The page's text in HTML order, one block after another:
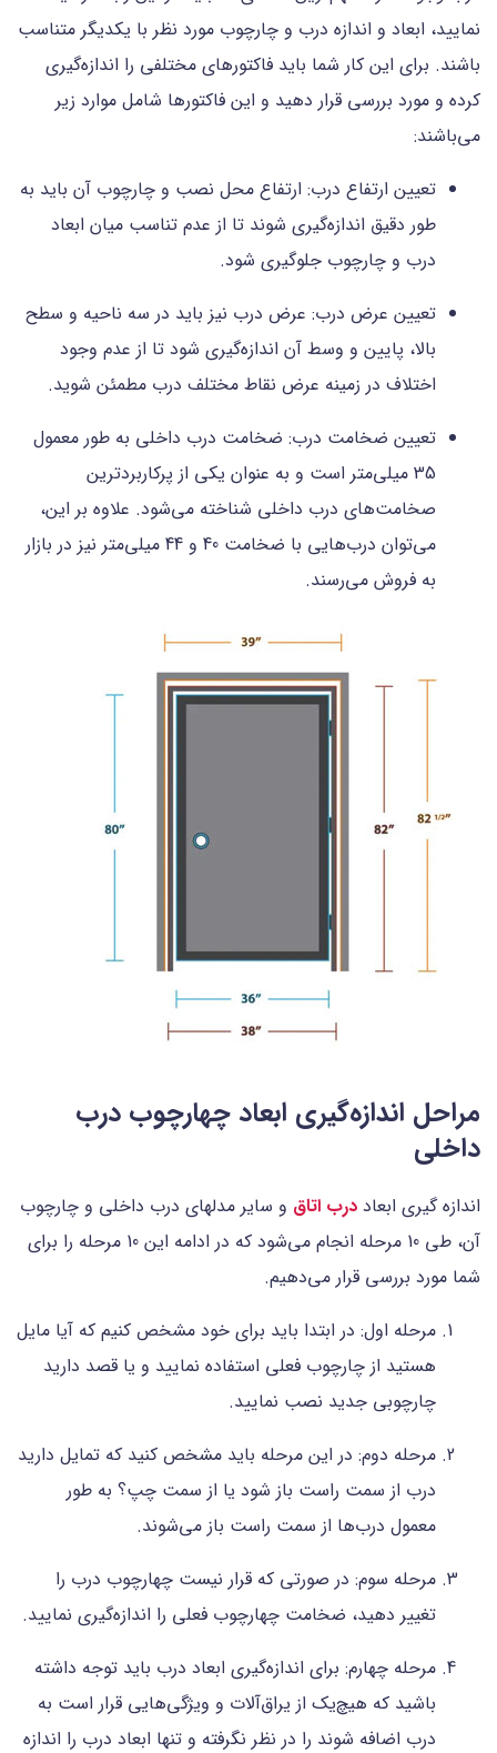
نمایید، ابعاد و اندازه درب و چارچوب مورد نظر با یکدیگر متناسب
باشند. برای این کار شما باید فاکتورهای مختلفی را اندازه‌گیری
کرده و مورد بررسی قرار دهید و این فاکتورها شامل موارد زیر
می‌باشند:
تعیین ارتفاع درب: ارتفاع محل نصب و چارچوب آن باید به
طور دقیق اندازه‌گیری شوند تا از عدم تناسب میان ابعاد
درب و چارچوب جلوگیری شود.
تعیین عرض درب: عرض درب نیز باید در سه ناحیه و سطح
بالا، پایین و وسط آن اندازه‌گیری شود تا از عدم وجود
اختلاف در زمینه عرض نقاط مختلف درب مطمئن شوید.
تعیین ضخامت درب: ضخامت درب داخلی به طور معمول
35 میلی‌متر است و به عنوان یکی از پرکاربردترین
صخامت‌های درب داخلی شناخته می‌شود. علاوه بر این،
می‌توان درب‌هایی با ضخامت 40 و 44 میلی‌متر نیز در بازار
به فروش می‌رسند.
مراحل اندازه‌‌گیری ابعاد چهارچوب درب
داخلی
اندازه‌ گیری ابعاد درب اتاق و سایر مدلهای درب داخلی و چارچوب
آن، طی 10 مرحله انجام می‌شود که در ادامه این 10 مرحله را برای
شما مورد بررسی قرار می‌دهیم.
مرحله اول: در ابتدا باید برای خود مشخص کنیم که آیا مایل
هستید از چارچوب فعلی استفاده نمایید و یا قصد دارید
چارچوبی جدید نصب نمایید.
مرحله دوم: در این مرحله باید مشخص کنید که تمایل دارید
درب از سمت راست باز شود یا از سمت چپ؟ به طور
معمول درب‌ها از سمت راست باز می‌شوند.
مرحله سوم: در صورتی که قرار نیست چهارچوب درب را
تغییر دهید، ضخامت چهارچوب فعلی را اندازه‌گیری نمایید.
مرحله چهارم: برای اندازه‌گیری ابعاد درب باید توجه داشته
باشید که هیچ‌یک از یراق‌آلات و ویژگی‌هایی قرار است به
درب اضافه شوند را در نظر نگرفته و تنها ابعاد درب را اندازه